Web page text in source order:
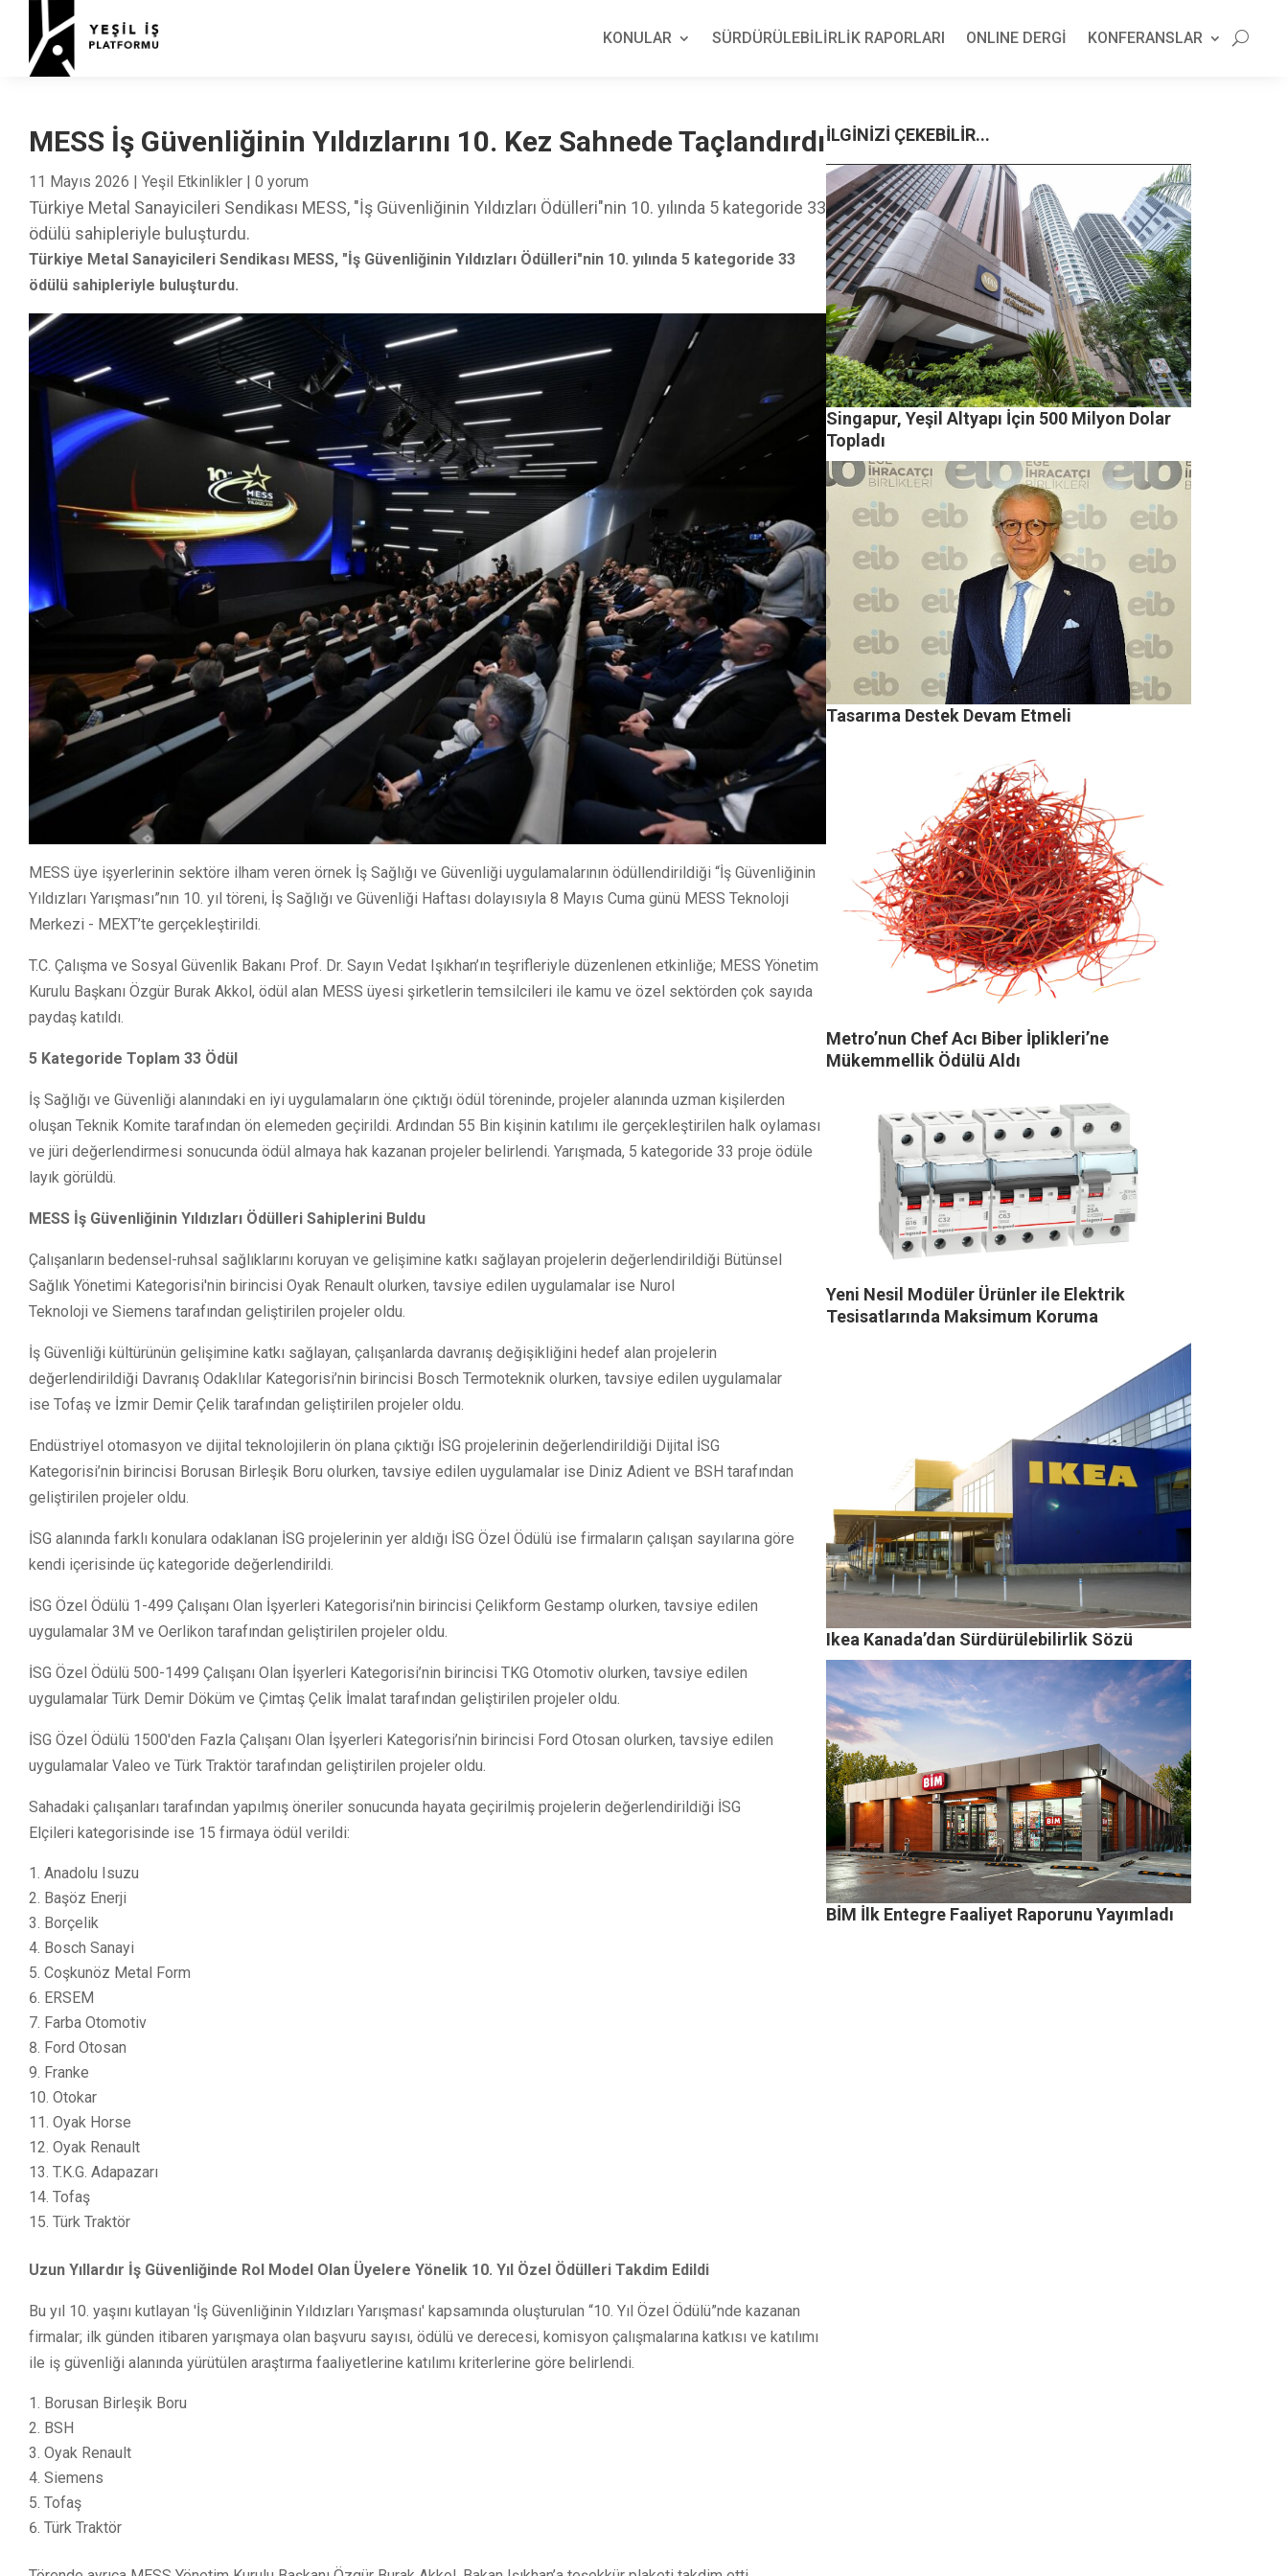
KONULAR SÜRDÜRÜLEBİLİRLİK RAPORLARI ONLINE DERGİ KONFERANSLAR
MESS İş Güvenliğinin Yıldızlarını 10. Kez Sahnede Taçlandırdı
11 Mayıs 2026 | Yeşil Etkinlikler | 0 yorum
Türkiye Metal Sanayicileri Sendikası MESS, "İş Güvenliğinin Yıldızları Ödülleri"nin 10. yılında 5 kategoride 33
ödülü sahipleriyle buluşturdu.
Türkiye Metal Sanayicileri Sendikası MESS, "İş Güvenliğinin Yıldızları Ödülleri"nin 10. yılında 5 kategoride 33
ödülü sahipleriyle buluşturdu.
MESS üye işyerlerinin sektöre ilham veren örnek İş Sağlığı ve Güvenliği uygulamalarının ödüllendirildiği “İş Güvenliğinin
Yıldızları Yarışması”nın 10. yıl töreni, İş Sağlığı ve Güvenliği Haftası dolayısıyla 8 Mayıs Cuma günü MESS Teknoloji
Merkezi - MEXT’te gerçekleştirildi.
T.C. Çalışma ve Sosyal Güvenlik Bakanı Prof. Dr. Sayın Vedat Işıkhan’ın teşrifleriyle düzenlenen etkinliğe; MESS Yönetim
Kurulu Başkanı Özgür Burak Akkol, ödül alan MESS üyesi şirketlerin temsilcileri ile kamu ve özel sektörden çok sayıda
paydaş katıldı.
5 Kategoride Toplam 33 Ödül
İş Sağlığı ve Güvenliği alanındaki en iyi uygulamaların öne çıktığı ödül töreninde, projeler alanında uzman kişilerden
oluşan Teknik Komite tarafından ön elemeden geçirildi. Ardından 55 Bin kişinin katılımı ile gerçekleştirilen halk oylaması
ve jüri değerlendirmesi sonucunda ödül almaya hak kazanan projeler belirlendi. Yarışmada, 5 kategoride 33 proje ödüle
layık görüldü.
MESS İş Güvenliğinin Yıldızları Ödülleri Sahiplerini Buldu
Çalışanların bedensel-ruhsal sağlıklarını koruyan ve gelişimine katkı sağlayan projelerin değerlendirildiği Bütünsel
Sağlık Yönetimi Kategorisi'nin birincisi Oyak Renault olurken, tavsiye edilen uygulamalar ise Nurol
Teknoloji ve Siemens tarafından geliştirilen projeler oldu.
İş Güvenliği kültürünün gelişimine katkı sağlayan, çalışanlarda davranış değişikliğini hedef alan projelerin
değerlendirildiği Davranış Odaklılar Kategorisi’nin birincisi Bosch Termoteknik olurken, tavsiye edilen uygulamalar
ise Tofaş ve İzmir Demir Çelik tarafından geliştirilen projeler oldu.
Endüstriyel otomasyon ve dijital teknolojilerin ön plana çıktığı İSG projelerinin değerlendirildiği Dijital İSG
Kategorisi’nin birincisi Borusan Birleşik Boru olurken, tavsiye edilen uygulamalar ise Diniz Adient ve BSH tarafından
geliştirilen projeler oldu.
İSG alanında farklı konulara odaklanan İSG projelerinin yer aldığı İSG Özel Ödülü ise firmaların çalışan sayılarına göre
kendi içerisinde üç kategoride değerlendirildi.
İSG Özel Ödülü 1-499 Çalışanı Olan İşyerleri Kategorisi’nin birincisi Çelikform Gestamp olurken, tavsiye edilen
uygulamalar 3M ve Oerlikon tarafından geliştirilen projeler oldu.
İSG Özel Ödülü 500-1499 Çalışanı Olan İşyerleri Kategorisi’nin birincisi TKG Otomotiv olurken, tavsiye edilen
uygulamalar Türk Demir Döküm ve Çimtaş Çelik İmalat tarafından geliştirilen projeler oldu.
İSG Özel Ödülü 1500'den Fazla Çalışanı Olan İşyerleri Kategorisi’nin birincisi Ford Otosan olurken, tavsiye edilen
uygulamalar Valeo ve Türk Traktör tarafından geliştirilen projeler oldu.
Sahadaki çalışanları tarafından yapılmış öneriler sonucunda hayata geçirilmiş projelerin değerlendirildiği İSG
Elçileri kategorisinde ise 15 firmaya ödül verildi:
Anadolu Isuzu
Başöz Enerji
Borçelik
Bosch Sanayi
Coşkunöz Metal Form
ERSEM
Farba Otomotiv
Ford Otosan
Franke
Otokar
Oyak Horse
Oyak Renault
T.K.G. Adapazarı
Tofaş
Türk Traktör
Uzun Yıllardır İş Güvenliğinde Rol Model Olan Üyelere Yönelik 10. Yıl Özel Ödülleri Takdim Edildi
Bu yıl 10. yaşını kutlayan 'İş Güvenliğinin Yıldızları Yarışması' kapsamında oluşturulan “10. Yıl Özel Ödülü”nde kazanan
firmalar; ilk günden itibaren yarışmaya olan başvuru sayısı, ödülü ve derecesi, komisyon çalışmalarına katkısı ve katılımı
ile iş güvenliği alanında yürütülen araştırma faaliyetlerine katılımı kriterlerine göre belirlendi.
Borusan Birleşik Boru
BSH
Oyak Renault
Siemens
Tofaş
Türk Traktör
İLGİNİZİ ÇEKEBİLİR...
Singapur, Yeşil Altyapı İçin 500 Milyon Dolar
Topladı
Tasarıma Destek Devam Etmeli
Metro’nun Chef Acı Biber İplikleri’ne
Mükemmellik Ödülü Aldı
Yeni Nesil Modüler Ürünler ile Elektrik
Tesisatlarında Maksimum Koruma
Ikea Kanada’dan Sürdürülebilirlik Sözü
BİM İlk Entegre Faaliyet Raporunu Yayımladı